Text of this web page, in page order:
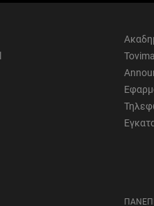
Tovima